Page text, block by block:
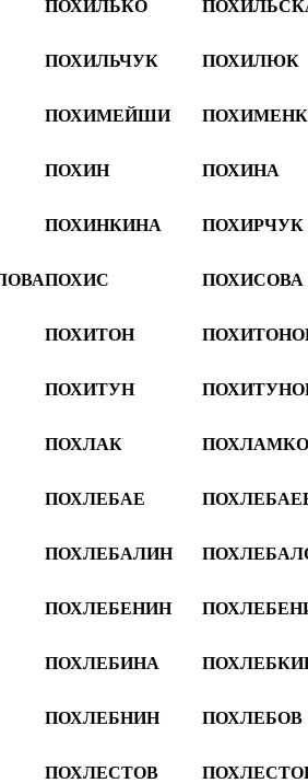
ПОХИЛЬКО
ПОХИЛЬЧУК ПОХИЛЮК
ПОХИМЕЙШИ
ПОХИН ПОХИНА
ПОХИНКИНА ПОХИРЧУК
ПОХИС ПОХИСОВА
ПОХИТОН
ПОХИТУН
ПОХЛАК
ПОХЛЕБАЕ
ПОХЛЕБАЛИН
ПОХЛЕБЕНИН
ПОХЛЕБИНА
ПОХЛЕБНИН ПОХЛЕБОВ
ПОХЛЕСТОВ